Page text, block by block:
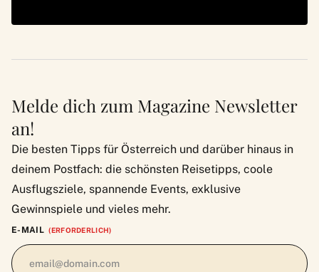
Melde dich zum Magazine Newsletter
an!
Die besten Tipps für Österreich und darüber hinaus in
deinem Postfach: die schönsten Reisetipps, coole
Ausflugsziele, spannende Events, exklusive
Gewinnspiele und vieles mehr.
E-MAIL (ERFORDERLICH)